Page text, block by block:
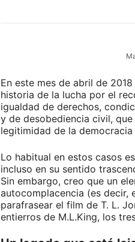
En este mes de abril de
historia de la lucha por el
igualdad de derechos,
y de desobediencia civil,
legitimidad de la
Lo habitual en estos casos
incluso en su sentido
Sin embargo, creo que un
autocomplacencia (es decir,
parafrasear el film de T. L.
entierros de M.L.King, los